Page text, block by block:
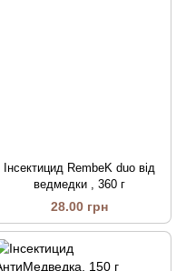
Інсектицид RembeK duo від
ведмедки , 360 г
28.00 грн